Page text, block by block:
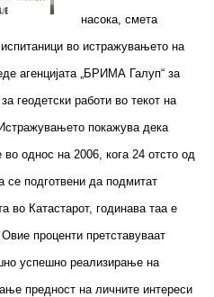
насока, смета
во истражувањето на
агенцијата „БРИМА Галуп“ за
геодетски работи во текот на
покажува дека
однос на 2006, кога 24 отсто од
се подготвени да подмитат
во Катастарот, годинава таа е
проценти претставуваат
успешно реализирање на
предност на личните интереси